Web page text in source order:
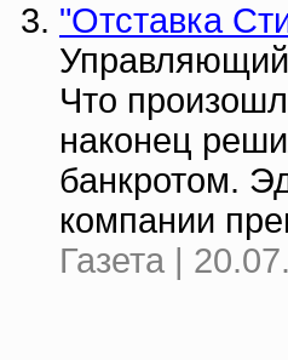
"Отставка
Что
наконец
банкротом.
компании
Газета |